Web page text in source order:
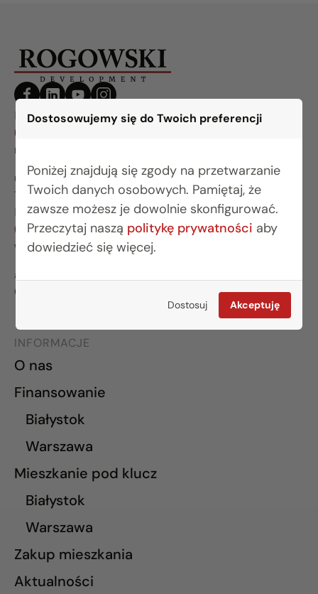
Dostosowujemy się do Twoich preferencji
Poniżej znajdują się zgody na przetwarzanie
Twoich danych osobowych. Pamiętaj, że
zawsze możesz je dowolnie skonfigurować.
Przeczytaj naszą politykę prywatności aby
dowiedzieć się więcej.
Dostosuj Akceptuję
BIURO BIAŁYSTOK
(85) 749 99 09
mieszkania@rogowskidevelopment.pl
ul. Legionowa 28 lok. 202
15-281 Białystok
BIURO WARSZAWA
(22) 642 03 55
warszawa@rogowskidevelopment.pl
al. Wilanowska 67E lok. U5
02-765 Warszawa
INFORMACJE
O nas
Finansowanie
Białystok
Warszawa
Mieszkanie pod klucz
Białystok
Warszawa
Zakup mieszkania
Aktualności